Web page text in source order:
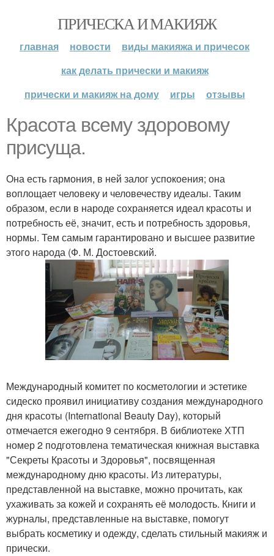
ПРИЧЕСКА И МАКИЯЖ
главная новости
виды макияжа и причесок
как делать прически и макияж
прически и макияж на дому
игры отзывы
Красота всему здоровому
присуща.
Она есть гармония, в ней залог успокоения; она
воплощает человеку и человечеству идеалы. Таким
образом, если в народе сохраняется идеал красоты и
потребность её, значит, есть и потребность здоровья,
нормы. Тем самым гарантировано и высшее развитие
этого народа (Ф. М. Достоевский.
Международный комитет по косметологии и эстетике
сидеско проявил инициативу создания международного
дня красоты (International Beauty Day), который
отмечается ежегодно 9 сентября. В библиотеке ХТП
номер 2 подготовлена тематическая книжная выставка
"Секреты Красоты и Здоровья", посвященная
международному дню красоты. Из литературы,
представленной на выставке, можно прочитать, как
ухаживать за кожей и сохранять её молодость. Книги и
журналы, представленные на выставке, помогут
выбрать косметику и одежду, сделать стильный макияж и
прически.